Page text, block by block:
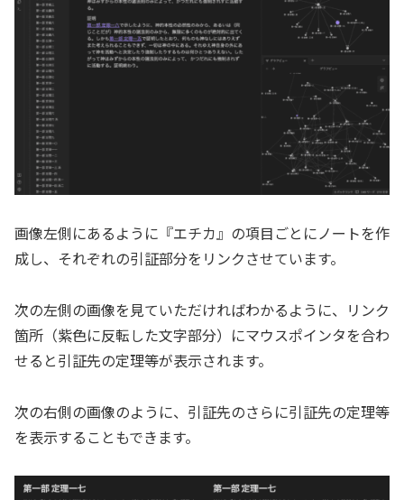
画像左側にあるように『エチカ』の項目ごとにノートを作
成し、それぞれの引証部分をリンクさせています。
次の左側の画像を見ていただければわかるように、リンク
箇所（紫色に反転した文字部分）にマウスポインタを合わ
せると引証先の定理等が表示されます。
次の右側の画像のように、引証先のさらに引証先の定理等
を表示することもできます。